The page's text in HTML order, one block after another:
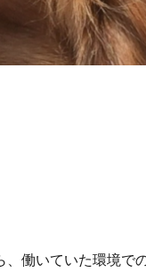
、働いていた環境で